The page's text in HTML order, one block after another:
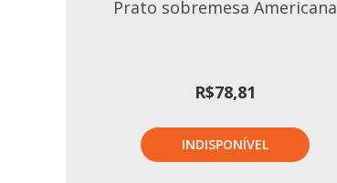
Prato sobremesa Americana
R$78,81
INDISPONÍVEL